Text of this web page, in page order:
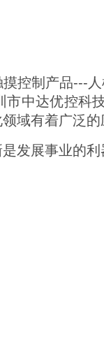
控制产品---
中达优控
域有着广泛
发展事业的利